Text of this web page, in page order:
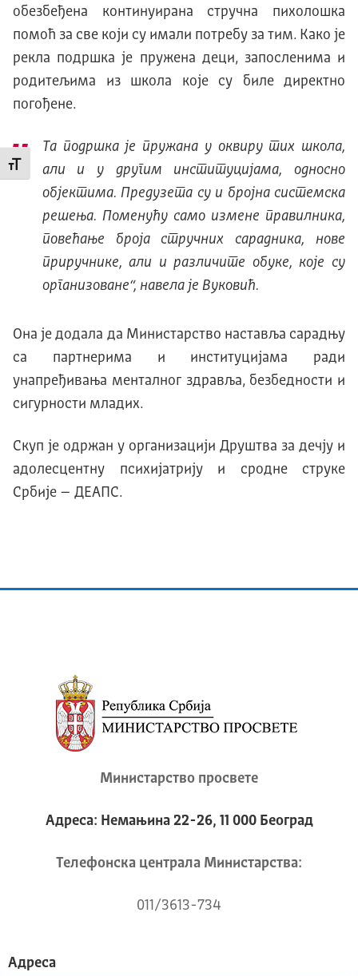
Промени величину слова
обезбеђена континуирана стручна пихолошка
помоћ за све који су имали потребу за тим. Како је
рекла подршка је пружена деци, запосленима и
родитељима из школа које су биле директно
погођене.
Та подршка је пружана у оквиру тих школа,
али и у другим институцијама, односно
објектима. Предузета су и бројна системска
решења. Поменућу само измене правилника,
повећање броја стручних сарадника, нове
приручнике, али и различите обуке, које су
организоване“, навела је Вуковић.
Она је додала да Министарство наставља сарадњу
са партнерима и институцијама ради
унапређивања менталног здравља, безбедности и
сигурности младих.
Скуп је одржан у организацији Друштва за дечју и
адолесцентну психијатрију и сродне струке
Србије – ДЕАПС.
Министарство просвете
Адреса: Немањина 22-26, 11 000 Београд
Телeфонска централа Mинистарства:
011/3613-734
Адреса